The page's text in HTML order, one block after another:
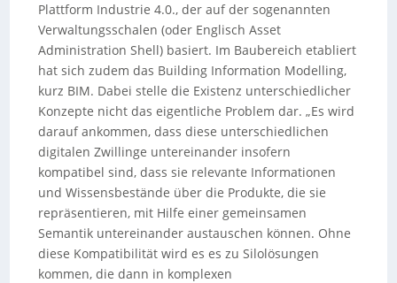
Plattform Industrie 4.0., der auf der sogenannten
Verwaltungsschalen (oder Englisch Asset
Administration Shell) basiert. Im Baubereich etabliert
hat sich zudem das Building Information Modelling,
kurz BIM. Dabei stelle die Existenz unterschiedlicher
Konzepte nicht das eigentliche Problem dar. „Es wird
darauf ankommen, dass diese unterschiedlichen
digitalen Zwillinge untereinander insofern
kompatibel sind, dass sie relevante Informationen
und Wissensbestände über die Produkte, die sie
repräsentieren, mit Hilfe einer gemeinsamen
Semantik untereinander austauschen können. Ohne
diese Kompatibilität wird es es zu Silolösungen
kommen, die dann in komplexen